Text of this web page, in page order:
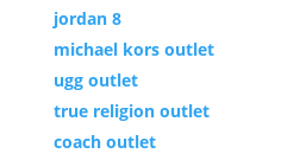
jordan 8
michael kors outlet
ugg outlet
true religion outlet
coach outlet